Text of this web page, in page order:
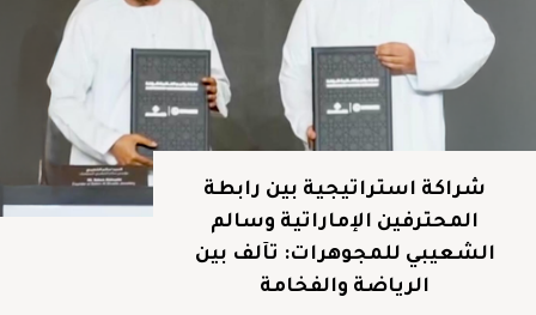
شراكة استراتيجية بين رابطة
المحترفين الإماراتية وسالم
الشعيبي للمجوهرات: تآلف بين
الرياضة والفخامة